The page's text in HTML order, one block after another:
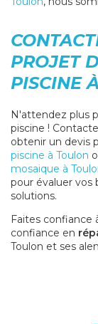
PROJET
PISCINE
N'attendez plus
piscine !
obtenir un devis
piscine à Toulon
mosaique à
pour évaluer vos
solutions.
Faites confiance
confiance en
Toulon et ses